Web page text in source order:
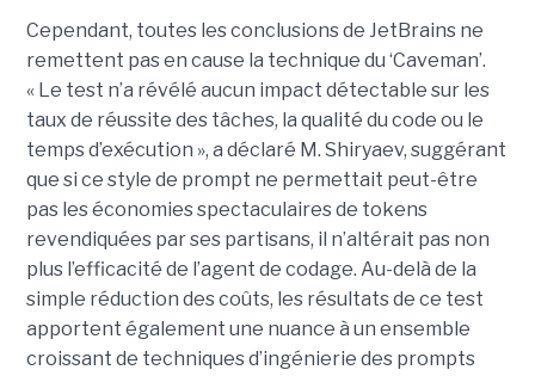
Cependant, toutes les conclusions de JetBrains ne
remettent pas en cause la technique du ‘Caveman’.
« Le test n’a révélé aucun impact détectable sur les
taux de réussite des tâches, la qualité du code ou le
temps d’exécution », a déclaré M. Shiryaev, suggérant
que si ce style de prompt ne permettait peut-être
pas les économies spectaculaires de tokens
revendiquées par ses partisans, il n’altérait pas non
plus l’efficacité de l’agent de codage. Au-delà de la
simple réduction des coûts, les résultats de ce test
apportent également une nuance à un ensemble
croissant de techniques d’ingénierie des prompts